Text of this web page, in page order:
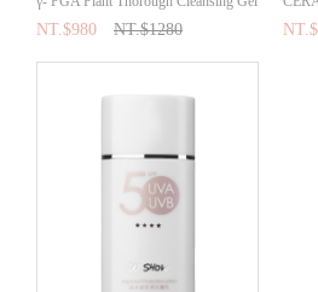
NT.$980 NT.$1280